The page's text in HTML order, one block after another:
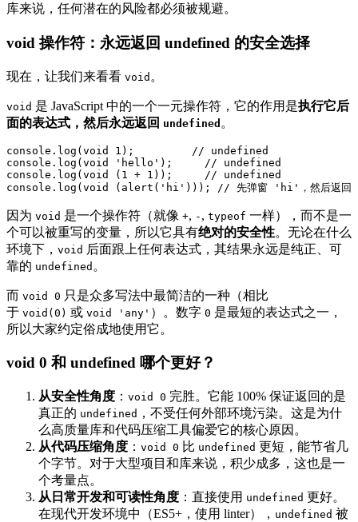
库来说，任何潜在的风险都必须被规避。
void 操作符：永远返回 undefined 的安全选择
现在，让我们来看看 void 。
void 是 JavaScript 中的一个一元操作符，它的作用是执行它后
面的表达式，然后永远返回 undefined 。
console.log(void 1);         // undefined
console.log(void 'hello');     // undefined
console.log(void (1 + 1));     // undefined
因为 void 是一个操作符（就像 +, - , typeof 一样），而不是一
个可以被重写的变量，所以它具有绝对的安全性。无论在什么
环境下， void 后面跟上任何表达式，其结果永远是纯正、可
靠的 undefined 。
而 void 0 只是众多写法中最简洁的一种（相比
于 void(0) 或 void 'any' ）。数字 0 是最短的表达式之一，
所以大家约定俗成地使用它。
void 0 和 undefined 哪个更好？
从安全性角度 ： void 0 完胜。它能 100% 保证返回的是
真正的 undefined ，不受任何外部环境污染。这是为什
么高质量库和代码压缩工具偏爱它的核心原因。
从代码压缩角度 ： void 0 比 undefined 更短，能节省几
个字节。对于大型项目和库来说，积少成多，这也是一
个考量点。
从日常开发和可读性角度 ：直接使用 undefined 更好。
在现代开发环境中（ES5+，使用 linter）， undefined 被